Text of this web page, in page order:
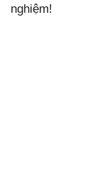
nghiệm!